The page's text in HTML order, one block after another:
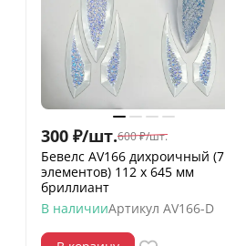
300 ₽/шт.600 ₽/шт.
Бевелс AV166 дихроичный (7
элементов) 112 х 645 мм
бриллиант
В наличииАртикул AV166-D